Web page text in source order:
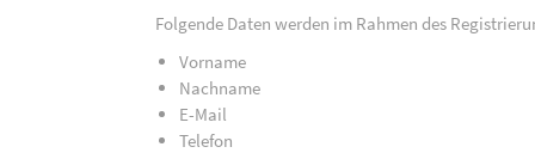
Folgende Daten werden im Rahmen des
Vorname
Nachname
E-Mail
Telefon